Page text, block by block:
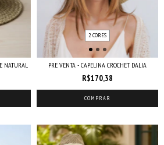
NATURAL
2 CORES
PRE VENTA - CAPELINA CROCHET DALIA
R$170,38
COMPRAR